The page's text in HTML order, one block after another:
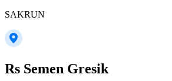
SAKRUN
Rs Semen Gresik